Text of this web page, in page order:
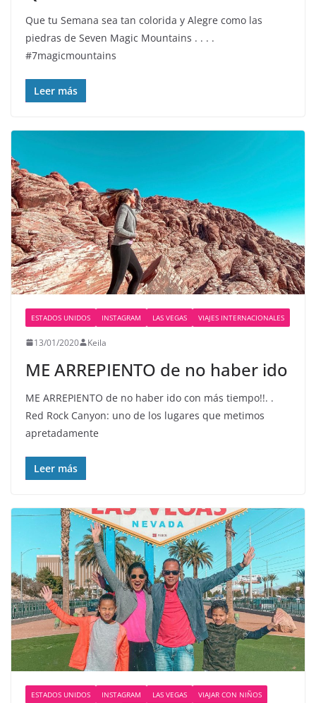
Que tu Semana sea tan colorida y Alegre como las
piedras de Seven Magic Mountains . . . .
#7magicmountains
Leer más
ESTADOS UNIDOS INSTAGRAM LAS VEGAS VIAJES INTERNACIONALES
13/01/2020 Keila
ME ARREPIENTO de no haber ido
ME ARREPIENTO de no haber ido con más tiempo!!. .
Red Rock Canyon: uno de los lugares que metimos
apretadamente
Leer más
ESTADOS UNIDOS INSTAGRAM LAS VEGAS
VIAJAR CON NIÑOS